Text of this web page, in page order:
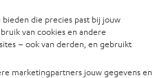
hier de overeenkomst herroepen
die precies past bij jouw
van cookies en andere
– ook van derden, en gebruikt
marketingpartners jouw gegevens en